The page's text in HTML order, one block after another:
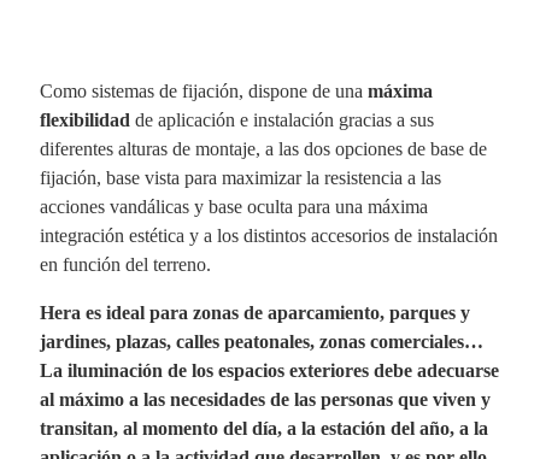
Como sistemas de fijación, dispone de una máxima
flexibilidad de aplicación e instalación gracias a sus
diferentes alturas de montaje, a las dos opciones de base de
fijación, base vista para maximizar la resistencia a las
acciones vandálicas y base oculta para una máxima
integración estética y a los distintos accesorios de instalación
en función del terreno.
Hera es ideal para zonas de aparcamiento, parques y
jardines, plazas, calles peatonales, zonas comerciales…
La iluminación de los espacios exteriores debe adecuarse
al máximo a las necesidades de las personas que viven y
transitan, al momento del día, a la estación del año, a la